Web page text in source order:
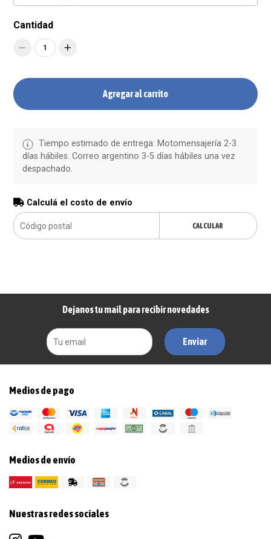
Cantidad
1
Agregar al carrito
Tiempo estimado de entrega: Motomensajería 2-3
días hábiles. Correo argentino 3-5 días hábiles una vez
despachado.
Calculá el costo de envío
CALCULAR
Dejanos tu mail para recibir novedades
Enviar
Medios de pago
Medios de envío
Nuestras redes sociales